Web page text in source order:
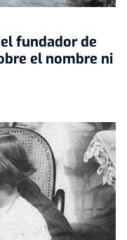
fundador de
el nombre ni